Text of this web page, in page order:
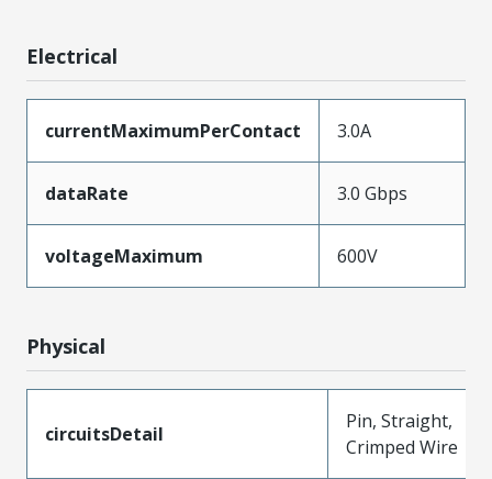
Electrical
currentMaximumPerContact 3.0A
dataRate 3.0 Gbps
voltageMaximum 600V
Physical
circuitsDetail
Pin, Straight,
Crimped Wire